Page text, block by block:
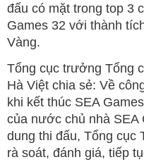
đấu có mặt trong top 3
Games 32 với thành
Vàng.
Tổng cục trưởng Tổng
Hà Việt chia sẻ: Về
khi kết thúc SEA
của nước chủ nhà SEA
dung thi đấu, Tổng cục
rà soát, đánh giá, tiếp